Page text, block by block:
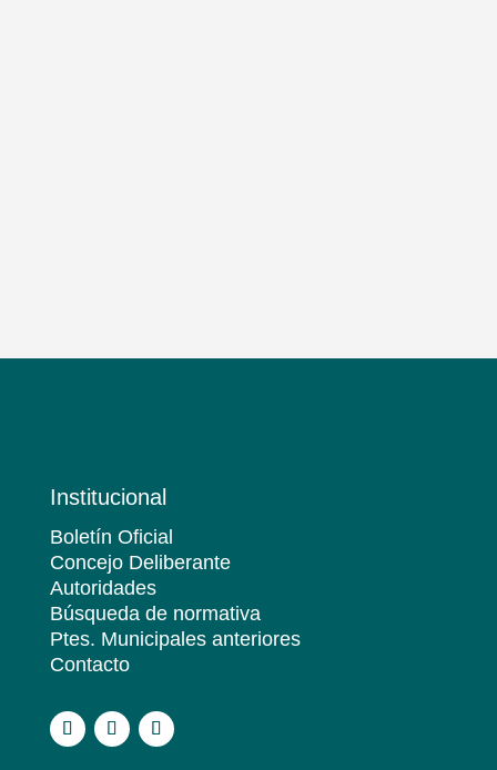
Institucional
Boletín Oficial
Concejo Deliberante
Autoridades
Búsqueda de normativa
Ptes. Municipales anteriores
Contacto